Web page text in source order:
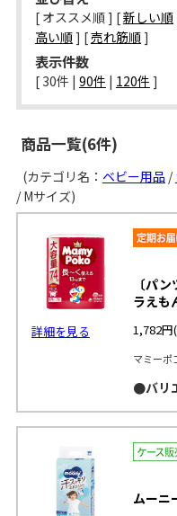
[ オススメ順 ] [新しい順
高い順] [売れ筋順]
表示件数
[ 30件 | 90件 | 120件 ]
商品一覧(6件)
(カテゴリ名： ベビー用品 /
/ Mサイズ)
詳細を見る
〔パ
ラえも
1,782円
マミーポ
●バリ
ムーニ